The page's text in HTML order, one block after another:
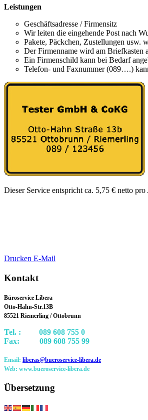
Leistungen
Geschäftsadresse / Firmensitz
Wir leiten die eingehende Post nach
Pakete, Päckchen, Zustellungen usw.
Der Firmenname wird am Briefkasten
Ein Firmenschild kann bei Bedarf
Telefon- und Faxnummer (089….)
Dieser Service entspricht ca. 5,75 € netto pro
Drucken E-Mail
Kontakt
Büroservice Libera
Otto-Hahn-Str.13B
85521 Riemerling / Ottobrunn
Tel. : 089 608 755 0
Fax: 089 608 755 99
Email: liberas@bueroservice-libera.de
Web: www.bueroservice-libera.de
Übersetzung